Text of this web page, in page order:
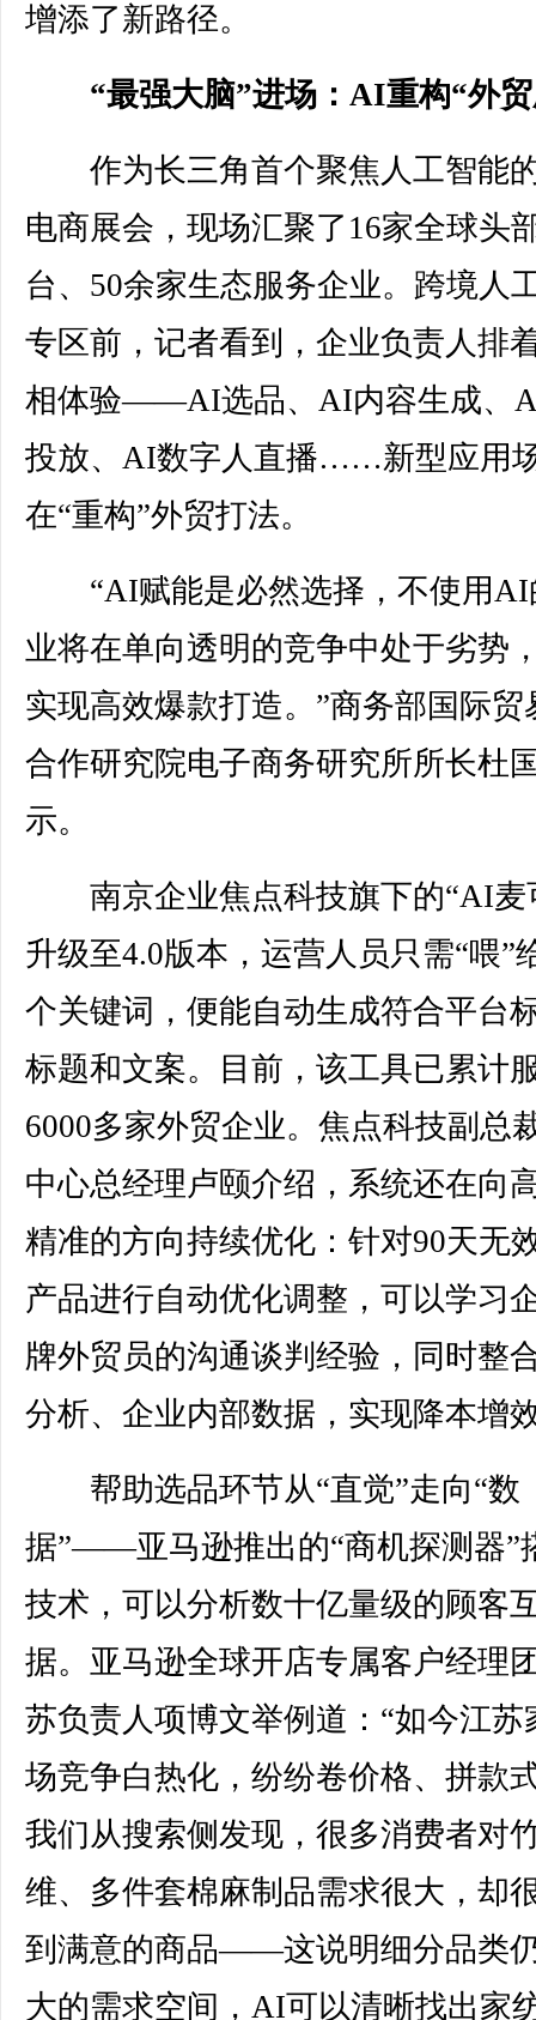
增添了新路径。
“最强大脑”进场：AI重构“外
作为长三角首个聚焦人工智能
电商展会，现场汇聚了16家全球头
台、50余家生态服务企业。跨境人
专区前，记者看到，企业负责人排
相体验——AI选品、AI内容生成、
投放、AI数字人直播……新型应用
在“重构”外贸打法。
“AI赋能是必然选择，不使用AI
业将在单向透明的竞争中处于劣势
实现高效爆款打造。”商务部国际贸
合作研究院电子商务研究所所长杜
示。
南京企业焦点科技旗下的“AI麦
升级至4.0版本，运营人员只需“喂”
个关键词，便能自动生成符合平台
标题和文案。目前，该工具已累计
6000多家外贸企业。焦点科技副总
中心总经理卢颐介绍，系统还在向
精准的方向持续优化：针对90天无
产品进行自动优化调整，可以学习
牌外贸员的沟通谈判经验，同时整
分析、企业内部数据，实现降本增
帮助选品环节从“直觉”走向“数
据”——亚马逊推出的“商机探测器”
技术，可以分析数十亿量级的顾客
据。亚马逊全球开店专属客户经理
苏负责人项博文举例道：“如今江苏
场竞争白热化，纷纷卷价格、拼款
我们从搜索侧发现，很多消费者对
维、多件套棉麻制品需求很大，却
到满意的商品——这说明细分品类
大的需求空间，AI可以清晰找出家